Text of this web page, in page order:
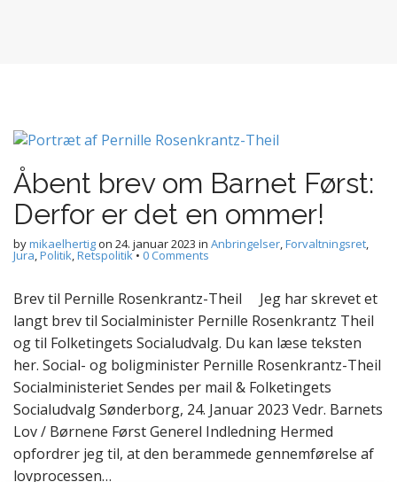
Åbent brev om Barnet Først:
Derfor er det en ommer!
bymikaelhertigon 24. januar 2023 in Anbringelser,Forvaltningsret,
Jura,Politik,Retspolitik• 0 Comments
Brev til Pernille Rosenkrantz-Theil Jeg har skrevet et
langt brev til Socialminister Pernille Rosenkrantz Theil
og til Folketingets Socialudvalg. Du kan læse teksten
her. Social- og boligminister Pernille Rosenkrantz-Theil
Socialministeriet Sendes per mail & Folketingets
Socialudvalg Sønderborg, 24. Januar 2023 Vedr. Barnets
Lov / Børnene Først Generel Indledning Hermed
opfordrer jeg til, at den berammede gennemførelse af
lovprocessen…